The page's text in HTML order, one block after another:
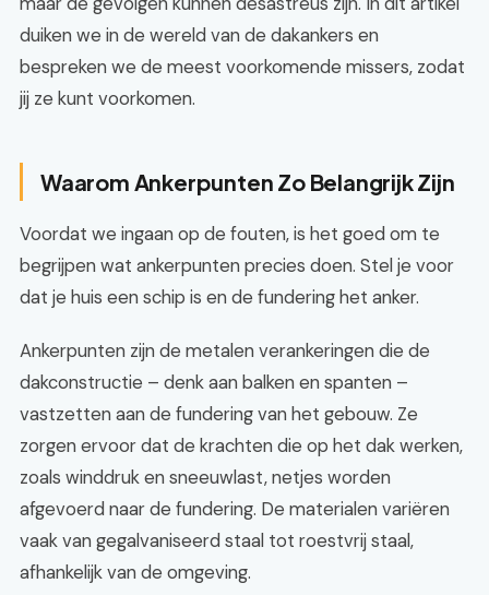
duiken we in de wereld van de dakankers en
bespreken we de meest voorkomende missers, zodat
jij ze kunt voorkomen.
Waarom Ankerpunten Zo Belangrijk Zijn
Voordat we ingaan op de fouten, is het goed om te
begrijpen wat ankerpunten precies doen. Stel je voor
dat je huis een schip is en de fundering het anker.
Ankerpunten zijn de metalen verankeringen die de
dakconstructie – denk aan balken en spanten –
vastzetten aan de fundering van het gebouw. Ze
zorgen ervoor dat de krachten die op het dak werken,
zoals winddruk en sneeuwlast, netjes worden
afgevoerd naar de fundering. De materialen variëren
vaak van gegalvaniseerd staal tot roestvrij staal,
afhankelijk van de omgeving.